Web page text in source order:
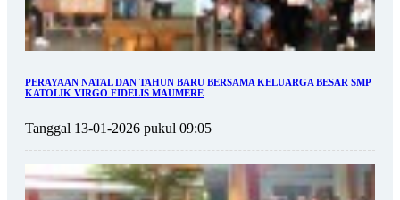
PERAYAAN NATAL DAN TAHUN BARU BERSAMA KELUARGA BESAR SMP
KATOLIK VIRGO FIDELIS MAUMERE
Tanggal 13-01-2026 pukul 09:05